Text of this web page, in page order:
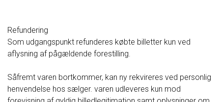
Refundering
Som udgangspunkt refunderes købte billetter kun ved
aflysning af pågældende forestilling.
Såfremt varen bortkommer, kan ny rekvireres ved personlig
henvendelse hos sælger. varen udleveres kun mod